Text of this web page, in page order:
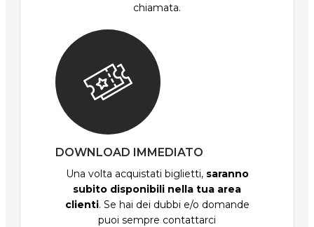
chiamata.
DOWNLOAD IMMEDIATO
Una volta acquistati biglietti, saranno
subito disponibili nella tua area
clienti. Se hai dei dubbi e/o domande
puoi sempre contattarci